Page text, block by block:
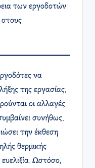
των εργοδοτών
να
της εργασίας,
οι αλλαγές
συνήθως.
την έκθεση
θερμικής
Ωστόσο,